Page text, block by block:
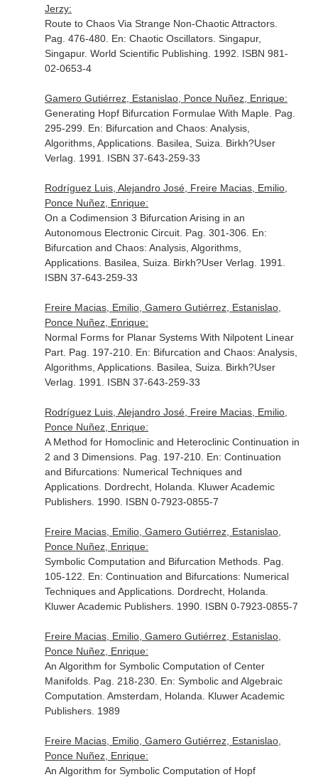
Jerzy:
Route to Chaos Via Strange Non-Chaotic Attractors.
Pag. 476-480. En: Chaotic Oscillators. Singapur,
Singapur. World Scientific Publishing. 1992. ISBN 981-
02-0653-4
Gamero Gutiérrez, Estanislao, Ponce Nuñez, Enrique:
Generating Hopf Bifurcation Formulae With Maple. Pag.
295-299. En: Bifurcation and Chaos: Analysis,
Algorithms, Applications. Basilea, Suiza. Birkh?User
Verlag. 1991. ISBN 37-643-259-33
Rodríguez Luis, Alejandro José, Freire Macias, Emilio,
Ponce Nuñez, Enrique:
On a Codimension 3 Bifurcation Arising in an
Autonomous Electronic Circuit. Pag. 301-306. En:
Bifurcation and Chaos: Analysis, Algorithms,
Applications. Basilea, Suiza. Birkh?User Verlag. 1991.
ISBN 37-643-259-33
Freire Macias, Emilio, Gamero Gutiérrez, Estanislao,
Ponce Nuñez, Enrique:
Normal Forms for Planar Systems With Nilpotent Linear
Part. Pag. 197-210. En: Bifurcation and Chaos: Analysis,
Algorithms, Applications. Basilea, Suiza. Birkh?User
Verlag. 1991. ISBN 37-643-259-33
Rodríguez Luis, Alejandro José, Freire Macias, Emilio,
Ponce Nuñez, Enrique:
A Method for Homoclinic and Heteroclinic Continuation in
2 and 3 Dimensions. Pag. 197-210. En: Continuation
and Bifurcations: Numerical Techniques and
Applications. Dordrecht, Holanda. Kluwer Academic
Publishers. 1990. ISBN 0-7923-0855-7
Freire Macias, Emilio, Gamero Gutiérrez, Estanislao,
Ponce Nuñez, Enrique:
Symbolic Computation and Bifurcation Methods. Pag.
105-122. En: Continuation and Bifurcations: Numerical
Techniques and Applications. Dordrecht, Holanda.
Kluwer Academic Publishers. 1990. ISBN 0-7923-0855-7
Freire Macias, Emilio, Gamero Gutiérrez, Estanislao,
Ponce Nuñez, Enrique:
An Algorithm for Symbolic Computation of Center
Manifolds. Pag. 218-230. En: Symbolic and Algebraic
Computation . Amsterdam, Holanda. Kluwer Academic
Publishers. 1989
Freire Macias, Emilio, Gamero Gutiérrez, Estanislao,
Ponce Nuñez, Enrique:
An Algorithm for Symbolic Computation of Hopf